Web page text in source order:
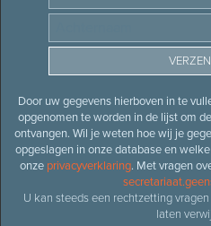
Door uw gegevens hierboven in te
opgenomen te worden in de lijst om
ontvangen. Wil je weten hoe wij je
opgeslagen in onze database en
onze privacyverklaring. Met vragen
U kan steeds een rechtzetting
laten